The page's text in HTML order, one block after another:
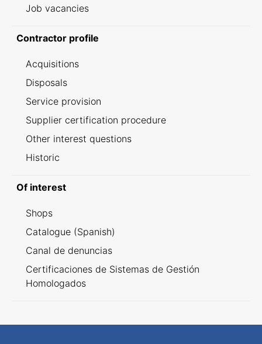
Job vacancies
Contractor profile
Acquisitions
Disposals
Service provision
Supplier certification procedure
Other interest questions
Historic
Of interest
Shops
Catalogue (Spanish)
Canal de denuncias
Certificaciones de Sistemas de Gestión
Homologados